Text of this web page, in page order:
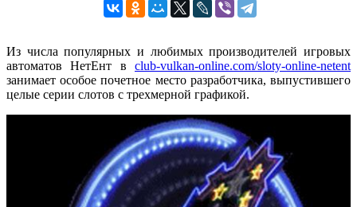
Из числа популярных и любимых производителей игровых
автоматов НетЕнт в club-vulkan-online.com/sloty-online-netent
занимает особое почетное место разработчика, выпустившего
целые серии слотов с трехмерной графикой.